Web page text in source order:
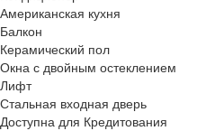
Американская кухня
Балкон
Керамический пол
Окна с двойным остеклением
Лифт
Стальная входная дверь
Доступна для Кредитования